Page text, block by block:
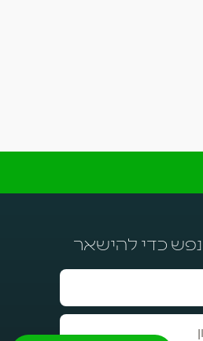
נפש כדי להישאר